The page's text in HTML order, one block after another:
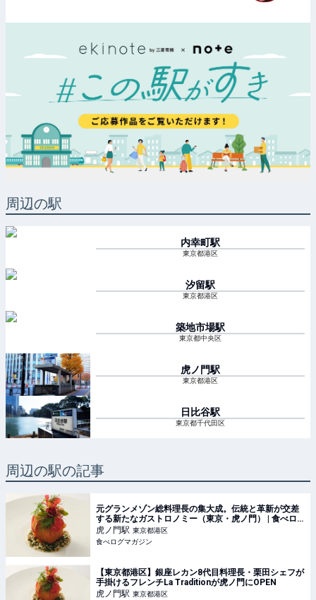
周辺の駅
内幸町駅
東京都港区
汐留駅
東京都港区
築地市場駅
東京都中央区
虎ノ門駅
東京都港区
日比谷駅
東京都千代田区
周辺の駅の記事
元グランメゾン総料理長の集大成。伝統と革新が交差
する新たなガストロノミー（東京・虎ノ門） | 食べロ
グマガジン
虎ノ門駅 東京都港区
食べログマガジン
【東京都港区】銀座レカン8代目料理長・栗田シェフが
手掛けるフレンチLa Traditionが虎ノ門にOPEN
虎ノ門駅 東京都港区